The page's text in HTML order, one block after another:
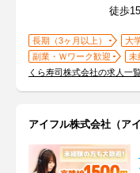
徒歩
長期（3ヶ月以上） 大
副業・Ｗワーク歓迎
未
くら寿司株式会社の求人一
アイフル株式会社（ア